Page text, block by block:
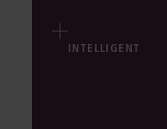
INTELLIGENT